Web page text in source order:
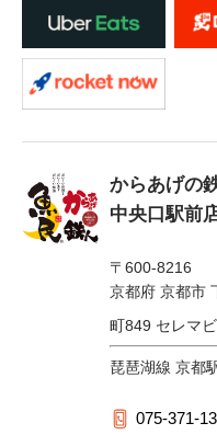
からあげの
中央口駅前
〒600-8216
京都府 京都市
町849 セレマ
琵琶湖線 京都
075-371-